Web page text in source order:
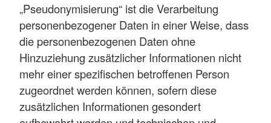
„Pseudonymisierung“ ist die Verarbeitung
personenbezogener Daten in einer Weise, dass
die personenbezogenen Daten ohne
Hinzuziehung zusätzlicher Informationen nicht
mehr einer spezifischen betroffenen Person
zugeordnet werden können, sofern diese
zusätzlichen Informationen gesondert